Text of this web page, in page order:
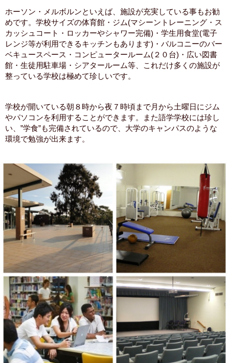
ホーソン・メルボルンといえば、施設が充実している事もお勧
めです。学校サイズの体育館・ジム(マシーントレーニング・ス
カッシュコート・ロッカーやシャワー完備)・学生用食堂(電子
レンジ等が利用できるキッチンもあります)・バルコニーのバー
ベキュースペース・コンピュータールーム(２０台)・広い図書
館・生徒用駐車場・シアタールーム等、これだけ多くの施設が
整っている学校は極めて珍しいです。
学校が開いている朝８時から夜７時頃まで月から土曜日にジム
やパソコンを利用することができます。また語学学校には珍し
い、”学食”も完備されているので、大学のキャンパスのような
環境で勉強が出来ます。